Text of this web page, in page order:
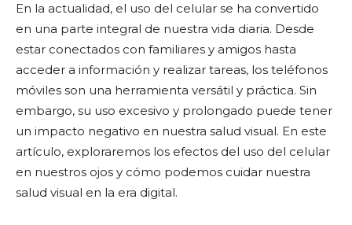
c
e
b
o
o
k
a
ts
A
p
p
ai
l
m
p
ar
ti
r
En la actualidad, el uso del celular se ha convertido
en una parte integral de nuestra vida diaria. Desde
estar conectados con familiares y amigos hasta
acceder a información y realizar tareas, los teléfonos
móviles son una herramienta versátil y práctica. Sin
embargo, su uso excesivo y prolongado puede tener
un impacto negativo en nuestra salud visual. En este
artículo, exploraremos los efectos del uso del celular
en nuestros ojos y cómo podemos cuidar nuestra
salud visual en la era digital.